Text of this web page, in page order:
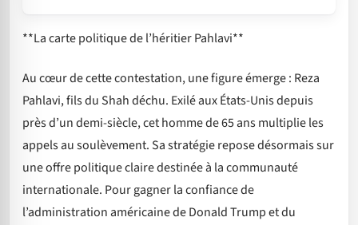
**La carte politique de l’héritier Pahlavi**
Au cœur de cette contestation, une figure émerge : Reza
Pahlavi, fils du Shah déchu. Exilé aux États-Unis depuis
près d’un demi-siècle, cet homme de 65 ans multiplie les
appels au soulèvement. Sa stratégie repose désormais sur
une offre politique claire destinée à la communauté
internationale. Pour gagner la confiance de
l’administration américaine de Donald Trump et du